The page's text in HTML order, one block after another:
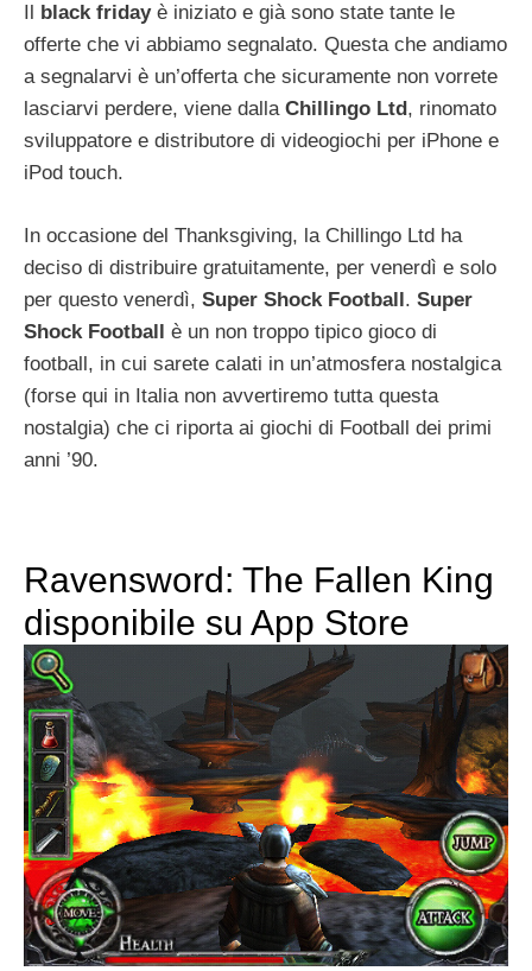
Il black fridayè iniziato e già sono state tante le
offerte che vi abbiamo segnalato. Questa che andiamo
a segnalarvi è un’offerta che sicuramente non vorrete
lasciarvi perdere, viene dalla Chillingo Ltd, rinomato
sviluppatore e distributore di videogiochi per iPhone e
iPod touch.
In occasione del Thanksgiving, la Chillingo Ltd ha
deciso di distribuire gratuitamente, per venerdì e solo
per questo venerdì, Super Shock Football. Super
Shock Football è un non troppo tipico gioco di
football, in cui sarete calati in un’atmosfera nostalgica
(forse qui in Italia non avvertiremo tutta questa
nostalgia) che ci riporta ai giochi di Football dei primi
anni ’90.
Ravensword: The Fallen King
disponibile su App Store